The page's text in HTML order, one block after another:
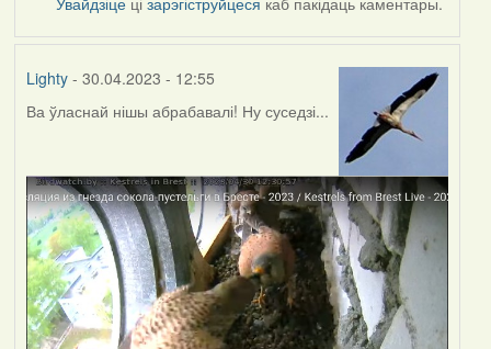
Lighty- 30.04.2023 - 12:55
Ва ўласнай нішы абрабавалі! Ну суседзі...